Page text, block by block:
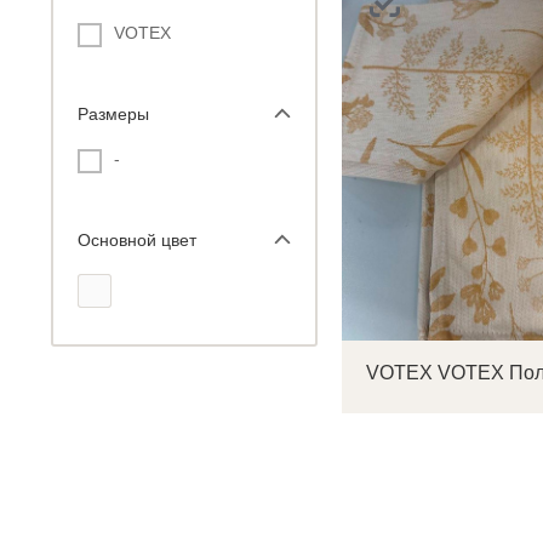
VOTEX
Размеры
-
Основной цвет